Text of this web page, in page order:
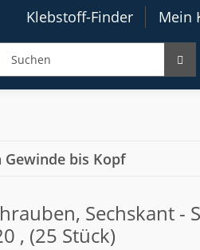
Klebstoff-Finder Mein
Gewinde bis Kopf
Sechskant -
, (25 Stück)